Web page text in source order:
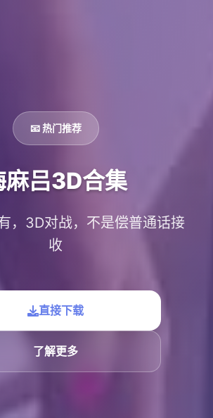
📧 热门推荐
麻吕3D合集
，3D对战，不是偿普通话接
收
直接下载
了解更多